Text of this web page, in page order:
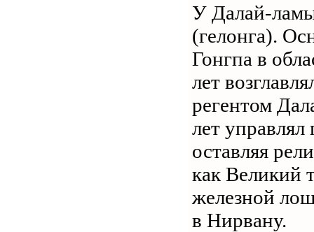
У Далай-
(гелонга).
Гонгпа в
лет
регентом
лет
оставляя
как Великий
железной
в Нирвану.